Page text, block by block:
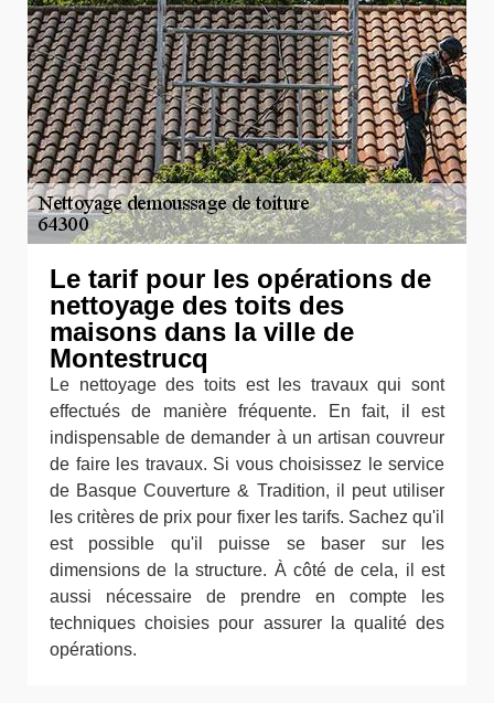
Le tarif pour les opérations de
nettoyage des toits des
maisons dans la ville de
Montestrucq
Le nettoyage des toits est les travaux qui sont
effectués de manière fréquente. En fait, il est
indispensable de demander à un artisan couvreur
de faire les travaux. Si vous choisissez le service
de Basque Couverture & Tradition, il peut utiliser
les critères de prix pour fixer les tarifs. Sachez qu'il
est possible qu'il puisse se baser sur les
dimensions de la structure. À côté de cela, il est
aussi nécessaire de prendre en compte les
techniques choisies pour assurer la qualité des
opérations.